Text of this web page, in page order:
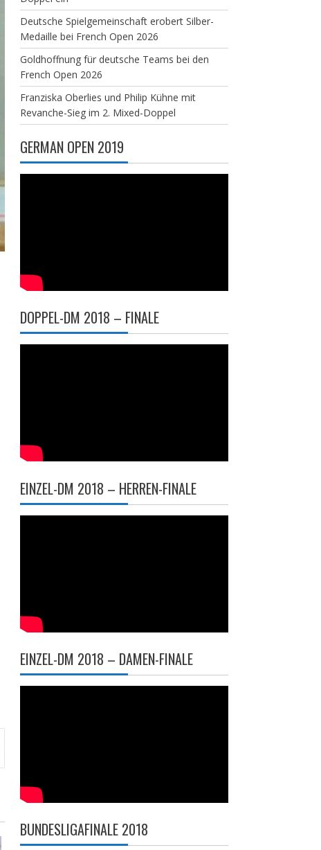
Deutsche Spielgemeinschaft erobert Silber-
Medaille bei French Open 2026
Goldhoffnung für deutsche Teams bei den
French Open 2026
Franziska Oberlies und Philip Kühne mit
Revanche-Sieg im 2. Mixed-Doppel
GERMAN OPEN 2019
DOPPEL-DM 2018 – FINALE
EINZEL-DM 2018 – HERREN-FINALE
EINZEL-DM 2018 – DAMEN-FINALE
BUNDESLIGAFINALE 2018